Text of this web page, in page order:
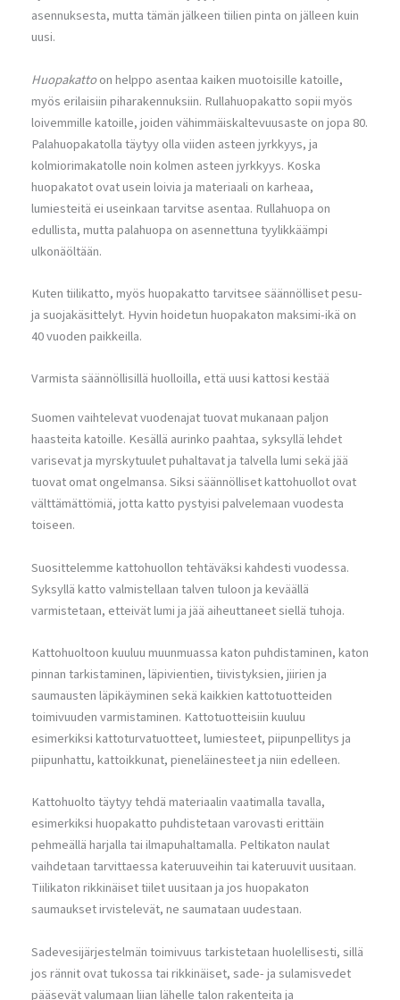
asennuksesta, mutta tämän jälkeen tiilien pinta on jälleen kuin
uusi.
Huopakattoon helppo asentaa kaiken muotoisille katoille,
myös erilaisiin piharakennuksiin. Rullahuopakatto sopii myös
loivemmille katoille, joiden vähimmäiskaltevuusaste on jopa 80.
Palahuopakatolla täytyy olla viiden asteen jyrkkyys, ja
kolmiorimakatolle noin kolmen asteen jyrkkyys. Koska
huopakatot ovat usein loivia ja materiaali on karheaa,
lumiesteitä ei useinkaan tarvitse asentaa. Rullahuopa on
edullista, mutta palahuopa on asennettuna tyylikkäämpi
ulkonäöltään.
Kuten tiilikatto, myös huopakatto tarvitsee säännölliset pesu-
ja suojakäsittelyt. Hyvin hoidetun huopakaton maksimi-ikä on
40 vuoden paikkeilla.
Varmista säännöllisillä huolloilla, että uusi kattosi kestää
Suomen vaihtelevat vuodenajat tuovat mukanaan paljon
haasteita katoille. Kesällä aurinko paahtaa, syksyllä lehdet
varisevat ja myrskytuulet puhaltavat ja talvella lumi sekä jää
tuovat omat ongelmansa. Siksi säännölliset kattohuollot ovat
välttämättömiä, jotta katto pystyisi palvelemaan vuodesta
toiseen.
Suosittelemme kattohuollon tehtäväksi kahdesti vuodessa.
Syksyllä katto valmistellaan talven tuloon ja keväällä
varmistetaan, etteivät lumi ja jää aiheuttaneet siellä tuhoja.
Kattohuoltoon kuuluu muunmuassa katon puhdistaminen, katon
pinnan tarkistaminen, läpivientien, tiivistyksien, jiirien ja
saumausten läpikäyminen sekä kaikkien kattotuotteiden
toimivuuden varmistaminen. Kattotuotteisiin kuuluu
esimerkiksi kattoturvatuotteet, lumiesteet, piipunpellitys ja
piipunhattu, kattoikkunat, pieneläinesteet ja niin edelleen.
Kattohuolto täytyy tehdä materiaalin vaatimalla tavalla,
esimerkiksi huopakatto puhdistetaan varovasti erittäin
pehmeällä harjalla tai ilmapuhaltamalla. Peltikaton naulat
vaihdetaan tarvittaessa kateruuveihin tai kateruuvit uusitaan.
Tiilikaton rikkinäiset tiilet uusitaan ja jos huopakaton
saumaukset irvistelevät, ne saumataan uudestaan.
Sadevesijärjestelmän toimivuus tarkistetaan huolellisesti, sillä
jos rännit ovat tukossa tai rikkinäiset, sade- ja sulamisvedet
pääsevät valumaan liian lähelle talon rakenteita ja